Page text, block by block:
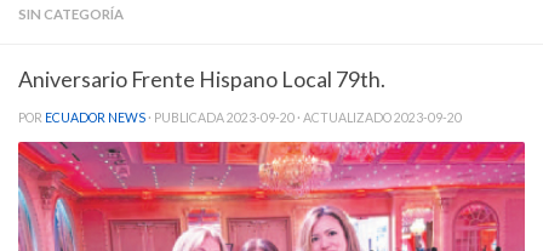
SIN CATEGORÍA
Aniversario Frente Hispano Local 79th.
POR ECUADOR NEWS · PUBLICADA2023-09-20 · ACTUALIZADO2023-09-20